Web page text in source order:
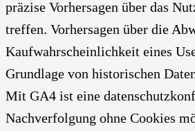
präzise Vorhersagen über das
treffen. Vorhersagen über die
Kaufwahrscheinlichkeit eines
Grundlage von historischen
Mit GA4 ist eine
Nachverfolgung ohne Cookies